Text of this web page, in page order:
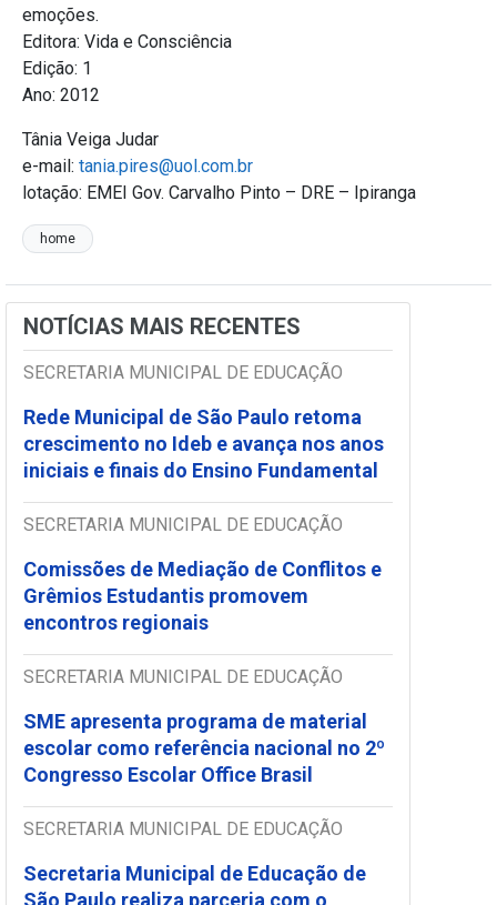
emoções.
Editora: Vida e Consciência
Edição: 1
Ano: 2012
Tânia Veiga Judar
e-mail: tania.pires@uol.com.br
lotação: EMEI Gov. Carvalho Pinto – DRE – Ipiranga
home
NOTÍCIAS MAIS RECENTES
SECRETARIA MUNICIPAL DE EDUCAÇÃO
Rede Municipal de São Paulo retoma
crescimento no Ideb e avança nos anos
iniciais e finais do Ensino Fundamental
SECRETARIA MUNICIPAL DE EDUCAÇÃO
Comissões de Mediação de Conflitos e
Grêmios Estudantis promovem
encontros regionais
SECRETARIA MUNICIPAL DE EDUCAÇÃO
SME apresenta programa de material
escolar como referência nacional no 2º
Congresso Escolar Office Brasil
SECRETARIA MUNICIPAL DE EDUCAÇÃO
Secretaria Municipal de Educação de
São Paulo realiza parceria com o